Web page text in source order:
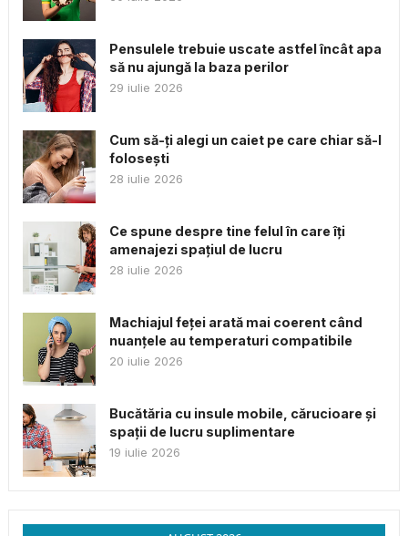
Pensulele trebuie uscate astfel încât apa
să nu ajungă la baza perilor
29 iulie 2026
Cum să-ți alegi un caiet pe care chiar să-l
folosești
28 iulie 2026
Ce spune despre tine felul în care îți
amenajezi spațiul de lucru
28 iulie 2026
Machiajul feței arată mai coerent când
nuanțele au temperaturi compatibile
20 iulie 2026
Bucătăria cu insule mobile, cărucioare și
spații de lucru suplimentare
19 iulie 2026